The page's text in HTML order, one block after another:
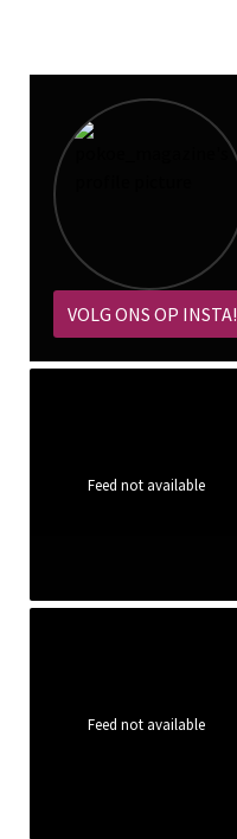
VOLG ONS OP INSTA!
Feed not available
Feed not available